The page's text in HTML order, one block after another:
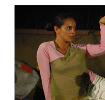
immagine